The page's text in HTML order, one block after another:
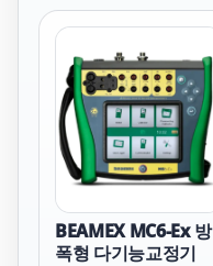
There’s no need to
take several different
measurement devices
to the field, MC4 does
the job.
BEAMEX MC6-Ex 방
폭형 다기능교정기